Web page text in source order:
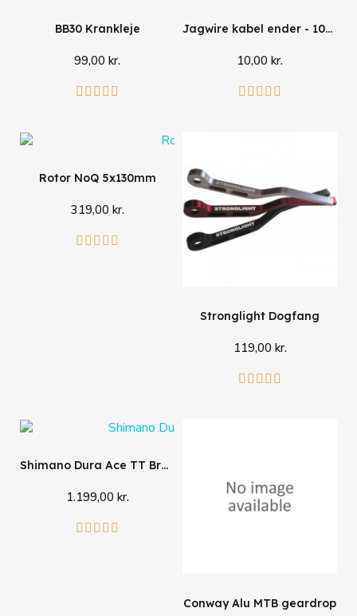
BB30 Krankleje
99,00 kr.
    
Jagwire kabel ender - 10stk
10,00 kr.
    
Rotor NoQ 5x130mm
319,00 kr.
    
Stronglight Dogfang
119,00 kr.
    
Shimano Dura Ace TT Bremsegreb
1.199,00 kr.
    
Conway Alu MTB geardrop